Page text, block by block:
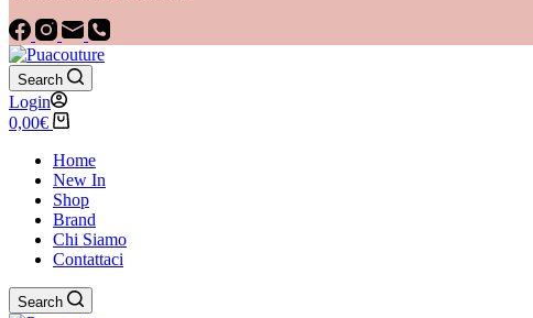
Search
Login
0,00€
Home
New In
Shop
Brand
Chi Siamo
Contattaci
Search